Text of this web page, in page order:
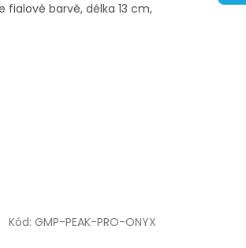
barvě, délka 13 cm,
Kód: GMP-PEAK-PRO-ONYX